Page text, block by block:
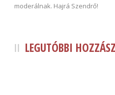
moderálnak. Hajrá Szendrő!
LEGUTÓBBI